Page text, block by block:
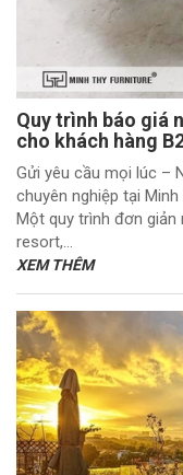
Quy trình báo giá
cho khách hàng
Gửi yêu cầu mọi lúc –
chuyên nghiệp tại
Một quy trình đơn giản
resort,...
XEM THÊM